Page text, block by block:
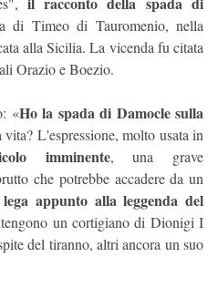
di Timeo di Tauromenio, nella
alla Sicilia. La vicenda fu citata
Orazio e Boezio.
«Ho la spada di Damocle sulla
L'espressione, molto usata in
imminente, una grave
che potrebbe accadere da un
appunto alla leggenda del
un cortigiano di Dionigi I
del tiranno, altri ancora un suo